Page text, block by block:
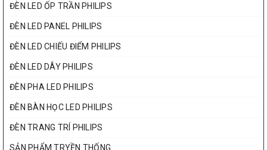
ĐÈN LED ỐP TRẦN PHILIPS
ĐÈN LED PANEL PHILIPS
ĐÈN LED CHIẾU ĐIỂM PHILIPS
ĐÈN LED DÂY PHILIPS
ĐÈN PHA LED PHILIPS
ĐÈN BÀN HỌC LED PHILIPS
ĐÈN TRANG TRÍ PHILIPS
SẢN PHẨM TRYỀN THỐNG